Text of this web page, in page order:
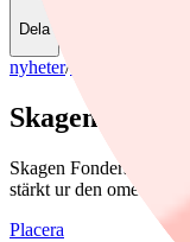
Dela
nyheter/
Skagen:
Skagen Fonders
stärkt ur den
Placera